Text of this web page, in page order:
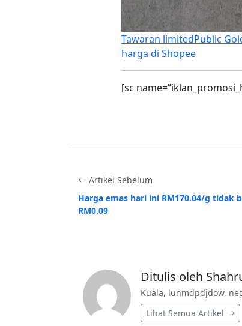
Tawaran limitedPublic
harga di Shopee
[sc
Artikel Sebelum
Harga emas hari ini RM170.04/g tidak
RM0.09
Ditulis oleh
Kuala, lunmdpdjdow,
Lihat Semua Artikel